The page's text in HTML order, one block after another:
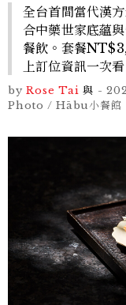
全台首間當代漢
合中藥世家底蘊
餐飲。套餐
上訂位資訊一次看
by Rose Tai 與 -
Photo / Hābu小餐館